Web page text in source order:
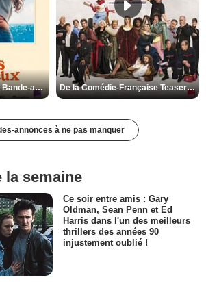
Les Matins merveilleux Bande-annonce VF De la Comédie-Française Teaser VF
annonces à ne pas manquer
la semaine
Ce soir entre amis : Gary
Oldman, Sean Penn et Ed
Harris dans l'un des meilleurs
thrillers des années 90
injustement oublié !